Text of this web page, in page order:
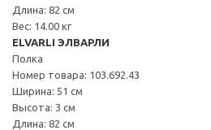
Длина: 82 см
Вес: 14.00 кг
ELVARLI ЭЛВАРЛИ
Полка
Номер товара: 103.692.43
Ширина: 51 см
Высота: 3 см
Длина: 82 см